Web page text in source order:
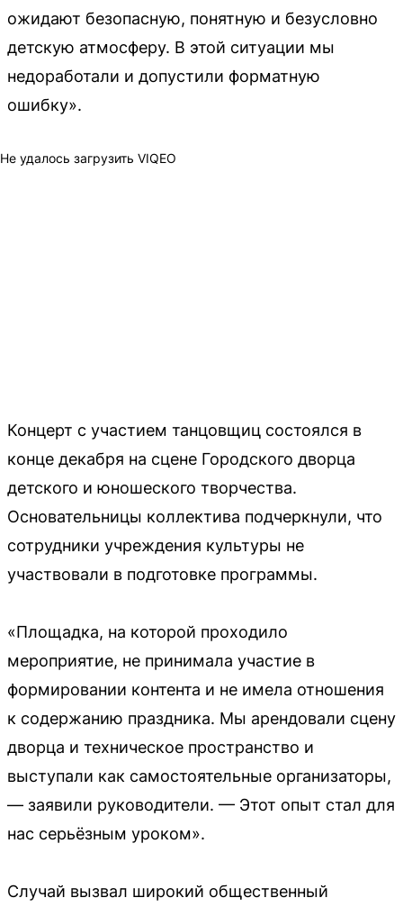
ожидают безопасную, понятную и безусловно
детскую атмосферу. В этой ситуации мы
недоработали и допустили форматную
ошибку».
Не удалось загрузить VIQEO
Концерт с участием танцовщиц состоялся в
конце декабря на сцене Городского дворца
детского и юношеского творчества.
Основательницы коллектива подчеркнули, что
сотрудники учреждения культуры не
участвовали в подготовке программы.
«Площадка, на которой проходило
мероприятие, не принимала участие в
формировании контента и не имела отношения
к содержанию праздника. Мы арендовали сцену
дворца и техническое пространство и
выступали как самостоятельные организаторы,
— заявили руководители. — Этот опыт стал для
нас серьёзным уроком».
Случай вызвал широкий общественный